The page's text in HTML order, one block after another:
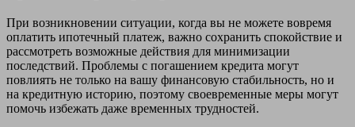
При возникновении ситуации, когда вы не можете вовремя
оплатить ипотечный платеж, важно сохранить спокойствие и
рассмотреть возможные действия для минимизации
последствий. Проблемы с погашением кредита могут
повлиять не только на вашу финансовую стабильность, но и
на кредитную историю, поэтому своевременные меры могут
помочь избежать даже временных трудностей.